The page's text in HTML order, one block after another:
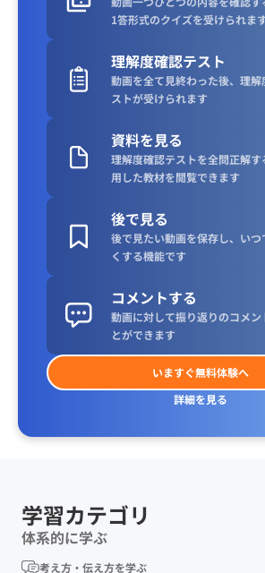
1答形式のクイズを受けられま
理解度確認テスト
動画を全て見終わった後、理解
ストが受けられます
資料を見る
理解度確認テストを全問正解
用した教材を閲覧できます
後で見る
後で見たい動画を保存し、い
くする機能です
コメントする
動画に対して振り返りのコメン
とができます
いますぐ無料体験へ
詳細を見る
学習カテゴリ
体系的に学ぶ
考え方・伝え方を学ぶ